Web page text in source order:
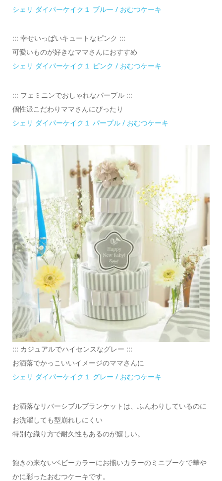
シェリ ダイパーケイク１ ブルー / おむつケーキ
::: 幸せいっぱいキュートなピンク :::
可愛いものが好きなママさんにおすすめ
シェリ ダイパーケイク１ ピンク / おむつケーキ
::: フェミニンでおしゃれなパープル :::
個性派こだわりママさんにぴったり
シェリ ダイパーケイク１ パープル / おむつケーキ
::: カジュアルでハイセンスなグレー :::
お洒落でかっこいいイメージのママさんに
シェリ ダイパーケイク１ グレー / おむつケーキ
お洒落なリバーシブルブランケットは、ふんわりしているのに
お洗濯しても型崩れしにくい
特別な織り方で耐久性もあるのが嬉しい。
飽きの来ないベビーカラーにお揃いカラーのミニブーケで華や
かに彩ったおむつケーキです。